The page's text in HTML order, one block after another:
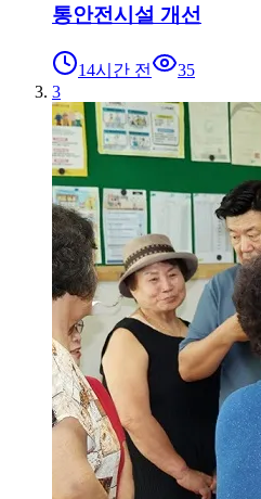
통안전시설 개선
14시간 전
35
3